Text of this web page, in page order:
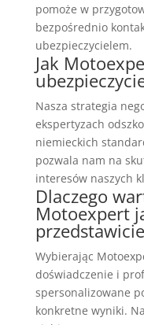
pomoże w
bezpośrednio
ubezpieczycielem.
Jak
Nasza strategia
ekspertyzach
niemieckich
pozwala nam na
interesów naszych
Dlaczego
Motoexpert
Wybierając
doświadczenie i
spersonalizowane
konkretne wyniki.